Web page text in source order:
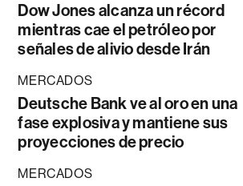
Dow Jones alcanza un récord
mientras cae el petróleo por
señales de alivio desde Irán
MERCADOS
Deutsche Bank ve al oro en una
fase explosiva y mantiene sus
proyecciones de precio
MERCADOS